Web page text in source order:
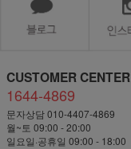
CUSTOMER CENTER
1644-4869
문자상담 010-4407-4869
월~토 09:00 - 20:00
일요일·공휴일 09:00 - 18:00